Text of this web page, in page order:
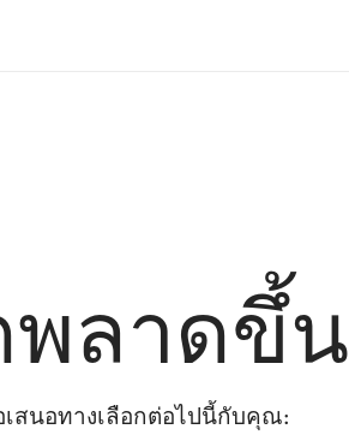
พลาดขึ้น
สนอทางเลือกต่อไปนี้กับคุณ: